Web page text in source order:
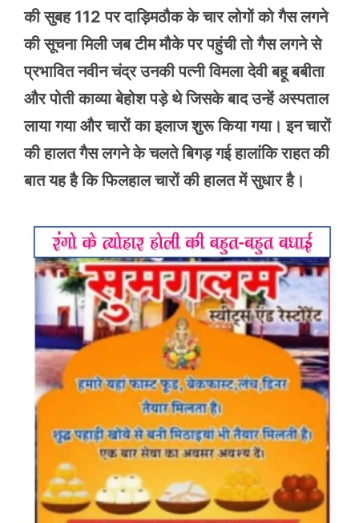
की सुबह 112 पर दाड़िमठौक के चार लोगों को गैस लगने
की सूचना मिली जब टीम मौके पर पहुंची तो गैस लगने से
प्रभावित नवीन चंद्र उनकी पत्नी विमला देवी बहू बबीता
और पोती काव्या बेहोश पड़े थे जिसके बाद उन्हें अस्पताल
लाया गया और चारों का इलाज शुरू किया गया। इन चारों
की हालत गैस लगने के चलते बिगड़ गई हालांकि राहत की
बात यह है कि फिलहाल चारों की हालत में सुधार है।